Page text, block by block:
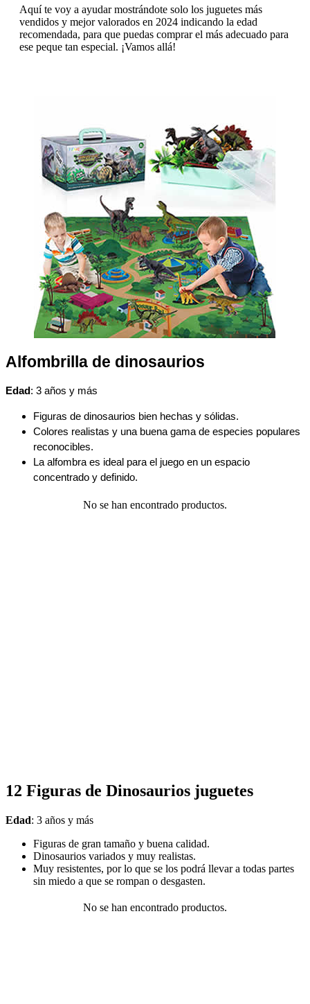
Aquí te voy a ayudar mostrándote solo los juguetes más
vendidos y mejor valorados en 2024 indicando la edad
recomendada, para que puedas comprar el más adecuado para
ese peque tan especial. ¡Vamos allá!
Alfombrilla de dinosaurios
Edad: 3 años y más
Figuras de dinosaurios bien hechas y sólidas.
Colores realistas y una buena gama de especies populares
reconocibles.
La alfombra es ideal para el juego en un espacio
concentrado y definido.
No se han encontrado productos.
12 Figuras de Dinosaurios juguetes
Edad: 3 años y más
Figuras de gran tamaño y buena calidad.
Dinosaurios variados y muy realistas.
Muy resistentes, por lo que se los podrá llevar a todas partes
sin miedo a que se rompan o desgasten.
No se han encontrado productos.